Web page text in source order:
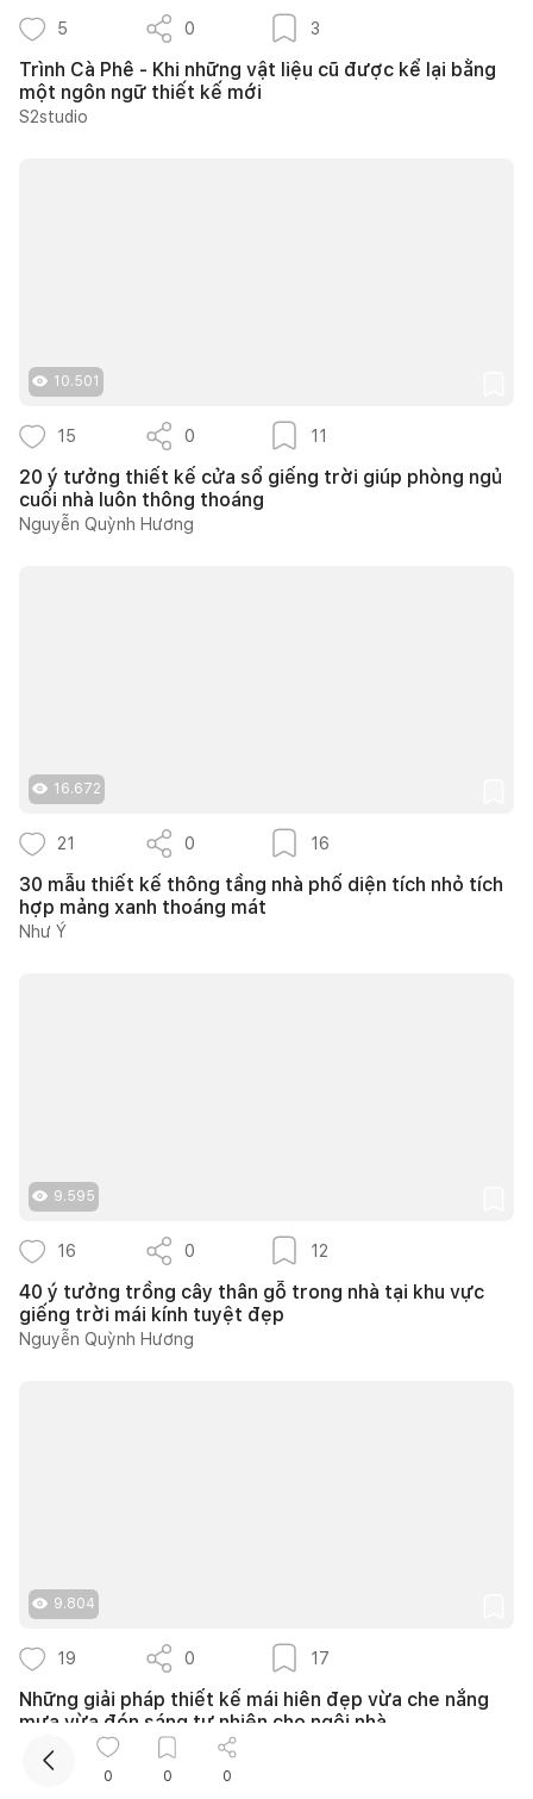
5 0 3
Trình Cà Phê - Khi những vật liệu cũ được kể lại bằng
một ngôn ngữ thiết kế mới
S2studio
10.501
15 0 11
20 ý tưởng thiết kế cửa sổ giếng trời giúp phòng ngủ
cuối nhà luôn thông thoáng
Nguyễn Quỳnh Hương
16.672
21 0 16
30 mẫu thiết kế thông tầng nhà phố diện tích nhỏ tích
hợp mảng xanh thoáng mát
Như Ý
9.595
16 0 12
40 ý tưởng trồng cây thân gỗ trong nhà tại khu vực
giếng trời mái kính tuyệt đẹp
Nguyễn Quỳnh Hương
9.804
19 0 17
Những giải pháp thiết kế mái hiên đẹp vừa che nắng
mưa vừa đón sáng tự nhiên cho ngôi nhà
Nguyễn Quỳnh Hương
0 0 0